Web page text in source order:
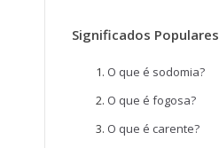
Significados Populares
O que é sodomia?
O que é fogosa?
O que é carente?